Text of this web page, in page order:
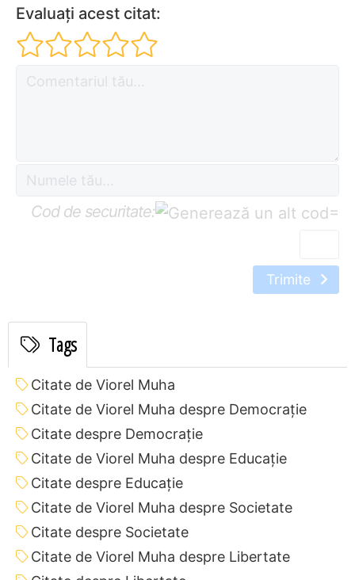
Evaluați acest citat:
Cod de securitate: =
Trimite
Tags
Citate de Viorel Muha
Citate de Viorel Muha despre Democrație
Citate despre Democrație
Citate de Viorel Muha despre Educație
Citate despre Educație
Citate de Viorel Muha despre Societate
Citate despre Societate
Citate de Viorel Muha despre Libertate